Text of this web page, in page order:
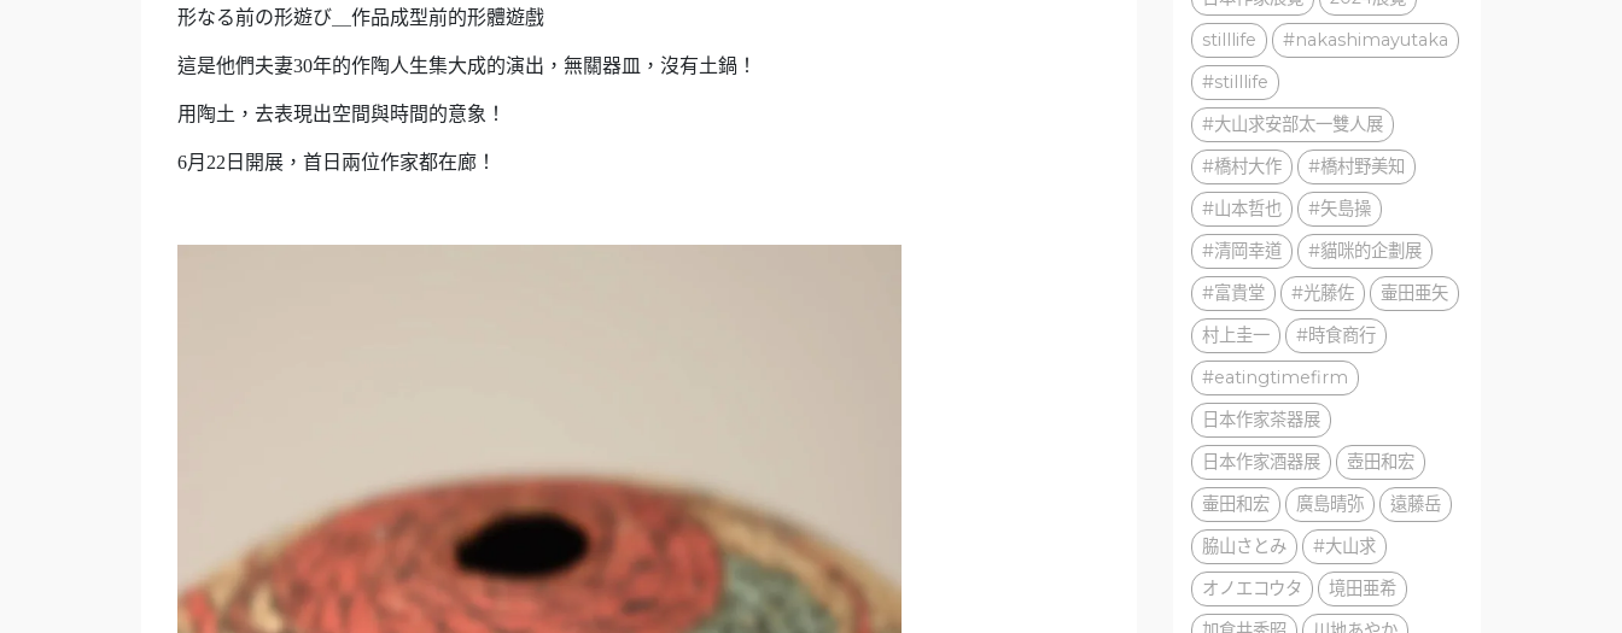
形なる前の形遊び＿作品成型前的形體遊戲
這是他們夫妻30年的作陶人生集大成的演出，無關器皿，沒有土鍋！
用陶土，去表現出空間與時間的意象！
6月22日開展，首日兩位作家都在廊！
stilllife
#nakashimayutaka
#stilllife
#大山求安部太一雙人展
#橋村大作
#橋村野美知
#山本哲也
#矢島操
#清岡幸道
#貓咪的企劃展
#富貴堂
#光藤佐
壷田亜矢
村上圭一
#時食商行
#eatingtimefirm
日本作家茶器展
日本作家酒器展
壺田和宏
壷田和宏
廣島晴弥
遠藤岳
脇山さとみ
#大山求
オノエコウタ
境田亜希